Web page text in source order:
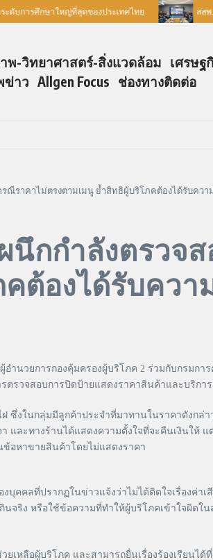
ระดับการศึกษาใหญ่ที่สุดของประเทศไทย สสพ.
พ-วิทยาศาสตร์-สิ่งแวดล้อม เศรษฐ
ข่าว Allgen Focus ช่องทางติดต่อ
ณีราคาไม่ตรงตามเมนู ย้ำสิทธิผู้บริโภคต้องได้รับควา
กกำลังตรวจ
ต้องได้รับควา
นวยการกองคุ้มครองผู้บริโภค 2 ร่วมกับกรมก
ตรวจสอบการปิดป้ายแสดงราคาสินค้าและบริการ
ซึ่งในกลุ่มมีลูกค้าประจำที่มาทานในราคาดังกล่
และทางร้านได้แสดงความตั้งใจที่จะคืนเงินให้
ข้อหาขายสินค้าโดยไม่แสดงราคา
บุคคลที่ปรากฏในข่าวแจ้งว่าไม่ได้ติดใจเรื่องค่า
ริง หรือใช้ข้อความที่ทำให้ผู้บริโภคเข้าใจผิดใ
หลือผู้บริโภค และสามารถยื่นเรื่องร้องเรียนไ